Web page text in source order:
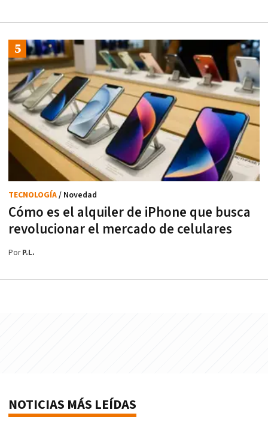
Cómo es el alquiler de iPhone que busca
revolucionar el mercado de celulares
TECNOLOGÍA/ Novedad
PorP.L.
NOTICIAS MÁS LEÍDAS